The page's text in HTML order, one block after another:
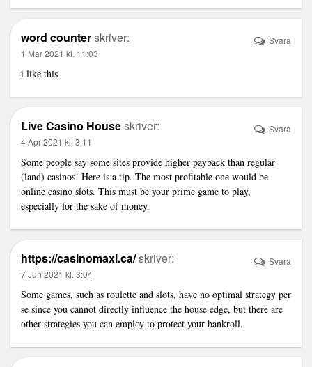
word counterskriver:
1 Mar 2021 kl. 11:03
i like this
Svara
Live Casino Houseskriver:
4 Apr 2021 kl. 3:11
Some people say some sites provide higher payback than regular
(land) casinos! Here is a tip. The most profitable one would be
online casino slots. This must be your prime game to play,
especially for the sake of money.
Svara
https://casinomaxi.ca/skriver:
7 Jun 2021 kl. 3:04
Some games, such as roulette and slots, have no optimal strategy per
se since you cannot directly influence the house edge, but there are
other strategies you can employ to protect your bankroll.
Svara